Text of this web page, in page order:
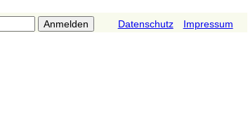
Datenschutz Impressum